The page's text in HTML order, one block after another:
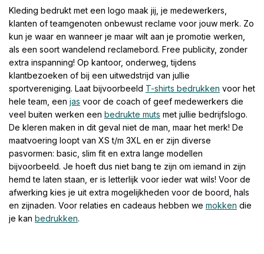
Kleding bedrukt met een logo maak jij, je medewerkers,
klanten of teamgenoten onbewust reclame voor jouw merk. Zo
kun je waar en wanneer je maar wilt aan je promotie werken,
als een soort wandelend reclamebord. Free publicity, zonder
extra inspanning! Op kantoor, onderweg, tijdens
klantbezoeken of bij een uitwedstrijd van jullie
sportvereniging. Laat bijvoorbeeld T-shirts bedrukken voor het
hele team, een jas voor de coach of geef medewerkers die
veel buiten werken een bedrukte muts met jullie bedrijfslogo.
De kleren maken in dit geval niet de man, maar het merk! De
maatvoering loopt van XS t/m 3XL en er zijn diverse
pasvormen: basic, slim fit en extra lange modellen
bijvoorbeeld. Je hoeft dus niet bang te zijn om iemand in zijn
hemd te laten staan, er is letterlijk voor ieder wat wils! Voor de
afwerking kies je uit extra mogelijkheden voor de boord, hals
en zijnaden. Voor relaties en cadeaus hebben we mokken die
je kan bedrukken.